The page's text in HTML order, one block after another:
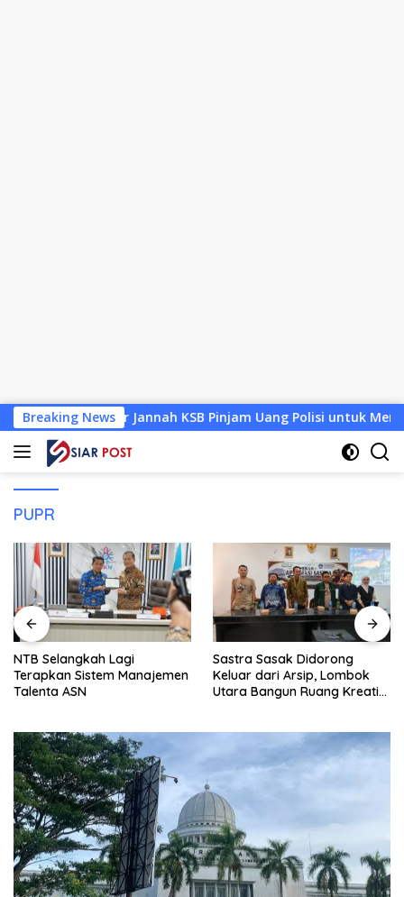
Langsung
ke
konten
Breaking News
Nur Jannah KSB Pinjam Uang Polisi untuk Menyeberang,
PUPR
NTB Selangkah Lagi
Terapkan Sistem Manajemen
Talenta ASN
Sastra Sasak Didorong
Keluar dari Arsip, Lombok
Utara Bangun Ruang Kreatif